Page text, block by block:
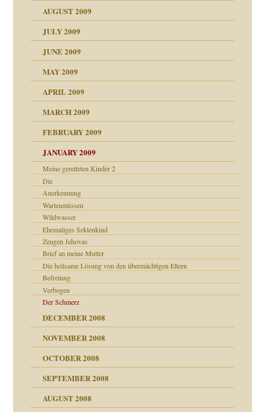
AUGUST 2009
JULY 2009
JUNE 2009
MAY 2009
APRIL 2009
MARCH 2009
FEBRUARY 2009
JANUARY 2009
Meine geretteten Kinder 2
Die
Anerkennung
Wartenmüssen
Wildwasser
Ehemaliges Sektenkind
Zeugen Jehovas
Brief an meine Mutter
Die heilsame Lösung von den übermächtigen Eltern
Befreiung
Verbogen
Der Schmerz
DECEMBER 2008
NOVEMBER 2008
OCTOBER 2008
SEPTEMBER 2008
AUGUST 2008